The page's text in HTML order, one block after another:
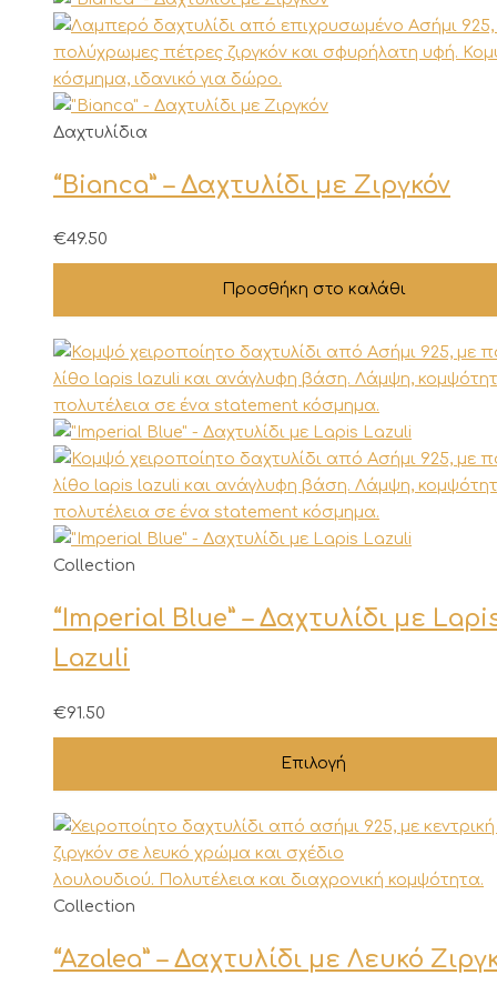
σελίδα
του
προϊόντος
Δαχτυλίδια
“Bianca” – Δαχτυλίδι με Ζιργκόν
€49.50
Προσθήκη στο καλάθι
Collection
“Imperial Blue” – Δαχτυλίδι με
Lazuli
€91.50
Επιλογή
Αυτό
προϊόν
έχει
πολλαπλές
Οι
επιλεγούν
στη
σελίδα
του
Collection
“Azalea” – Δαχτυλίδι με Λευκό
Αυτό
προϊόν